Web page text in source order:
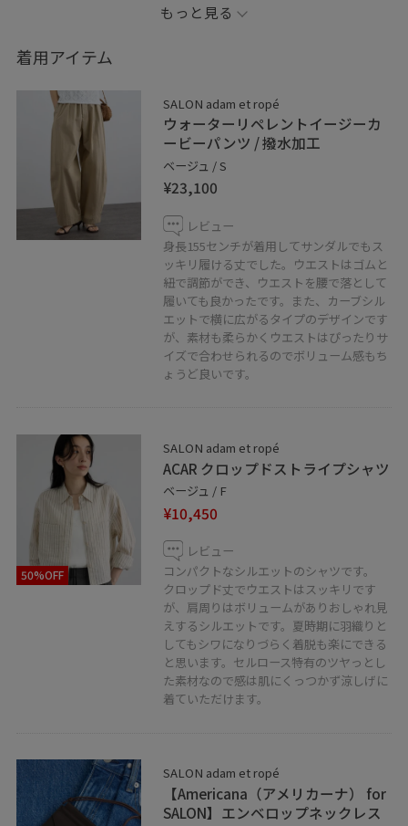
夏時期もあまり腕は見せたくないという方におすすめの
クロップドシャツはかなりさらっとした素材で涼しげに
着ていただけます。今回はボトムがボリュームあるシル
エットで合わせてバランスを意識しましたが、低身長な
のでより綺麗に見えるようシャツのボタンを少し開けて
調節してみました。
ぜひ、店頭にてお試しくださいませ！
※記載のないものは私物です。
リアルな店頭スタリングや新作情報などはこちらでアッ
プしております。お問い合わせもお気軽にお申し付けく
お気に入りのスタッフはフォローをお忘れなく！
お好きなスタイリングは、ハートをタップで《お気に入
り》登録して頂けます！
ニュウマン高輪店では通信販売も行っております。
公式のLINEまたはお電話にて承っておりますので是非お
気軽にお問い合わせくださいませ
※対応可能時間 11:00~20:00
LINEでのご相談は【友だち追加】をタップをして下さい
もっと見る
着用アイテム
SALON adam et ropé
ウォーターリペレントイージーカ
ービーパンツ / 撥水加工
ベージュ / S
¥23,100
レビュー
身長155センチが着用してサンダルでもス
ッキリ履ける丈でした。ウエストはゴムと
紐で調節ができ、ウエストを腰で落として
履いても良かったです。また、カーブシル
エットで横に広がるタイプのデザインです
が、素材も柔らかくウエストはぴったりサ
イズで合わせられるのでボリューム感もち
ょうど良いです。
50%OFF
SALON adam et ropé
ACAR クロップドストライプシャツ
ベージュ / F
¥10,450
レビュー
コンパクトなシルエットのシャツです。
クロップド丈でウエストはスッキリです
が、肩周りはボリュームがありおしゃれ見
えするシルエットです。夏時期に羽織りと
してもシワになりづらく着脱も楽にできる
と思います。セルロース特有のツヤっとし
た素材なので感は肌にくっつかず涼しげに
着ていただけます。
SALON adam et ropé
【Americana（アメリカーナ） for
SALON】エンベロップネックレス